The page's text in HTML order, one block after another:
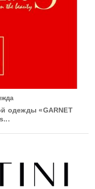
одежды «GARNET